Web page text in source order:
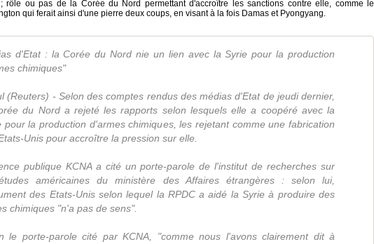
rôle ou pas de la Corée du Nord permettant d'accroître les sanctions contre elle, comme le
qui ferait ainsi d'une pierre deux coups, en visant à la fois Damas et Pyongyang.
d'Etat : la Corée du Nord nie un lien avec la Syrie pour la production
chimiques"
(Reuters) - Selon des comptes rendus des médias d'Etat de jeudi dernier,
du Nord a rejeté les rapports selon lesquels elle a coopéré avec la
pour la production d'armes chimiques, les rejetant comme une fabrication
Unis pour accroître la pression sur elle.
publique KCNA a cité un porte-parole de l'institut de recherches sur
américaines du ministère des Affaires étrangères : selon lui,
des Etats-Unis selon lequel la RPDC a aidé la Syrie à produire des
chimiques "n'a pas de sens".
le porte-parole cité par KCNA, "comme nous l'avons clairement dit à